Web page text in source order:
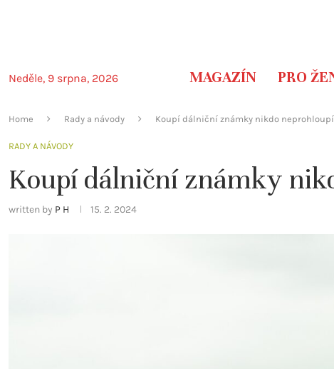
Neděle, 9 srpna, 2026 MAGAZÍN PRO
Home Rady a návody Koupí dálniční známky nikdo neprohloupí
RADY A NÁVODY
Koupí dálniční známky
written by P H 15. 2. 2024